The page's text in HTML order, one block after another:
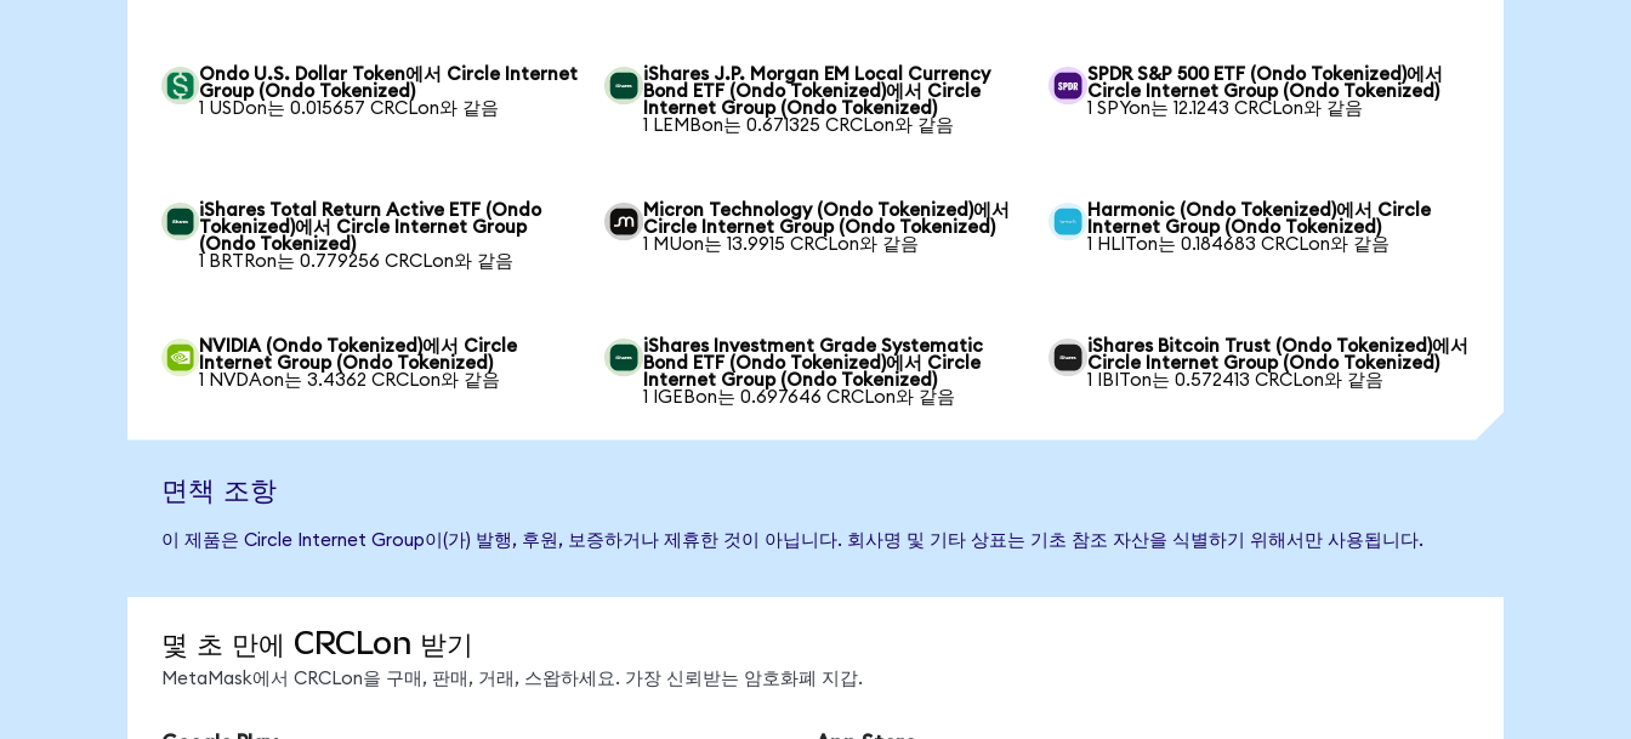
Ondo U.S. Dollar Token에서 Circle Internet
Group (Ondo Tokenized)
1 USDon는 0.015657 CRCLon와 같음
iShares J.P. Morgan EM Local Currency
Bond ETF (Ondo Tokenized)에서 Circle
Internet Group (Ondo Tokenized)
1 LEMBon는 0.671325 CRCLon와 같음
SPDR S&P 500 ETF (Ondo Tokenized)에서
Circle Internet Group (Ondo Tokenized)
1 SPYon는 12.1243 CRCLon와 같음
iShares Total Return Active ETF (Ondo
Tokenized)에서 Circle Internet Group
(Ondo Tokenized)
1 BRTRon는 0.779256 CRCLon와 같음
Micron Technology (Ondo Tokenized)에서
Circle Internet Group (Ondo Tokenized)
1 MUon는 13.9915 CRCLon와 같음
Harmonic (Ondo Tokenized)에서 Circle
Internet Group (Ondo Tokenized)
1 HLITon는 0.184683 CRCLon와 같음
NVIDIA (Ondo Tokenized)에서 Circle
Internet Group (Ondo Tokenized)
1 NVDAon는 3.4362 CRCLon와 같음
iShares Investment Grade Systematic
Bond ETF (Ondo Tokenized)에서 Circle
Internet Group (Ondo Tokenized)
1 IGEBon는 0.697646 CRCLon와 같음
iShares Bitcoin Trust (Ondo Tokenized)에서
Circle Internet Group (Ondo Tokenized)
1 IBITon는 0.572413 CRCLon와 같음
면책 조항
이 제품은 Circle Internet Group이(가) 발행, 후원, 보증하거나 제휴한 것이 아닙니다. 회사명 및 기타 상표는 기초 참조 자산을 식별하기 위해서만 사용됩니다.
몇 초 만에 CRCLon 받기
MetaMask에서 CRCLon을 구매, 판매, 거래, 스왑하세요. 가장 신뢰받는 암호화폐 지갑.